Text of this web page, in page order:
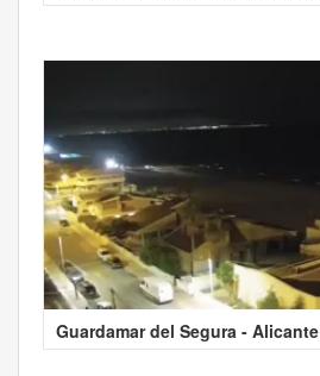
Guardamar del Segura - Alicante